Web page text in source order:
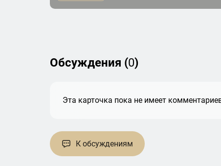
Обсуждения (0)
Эта карточка пока не имеет
К обсуждениям